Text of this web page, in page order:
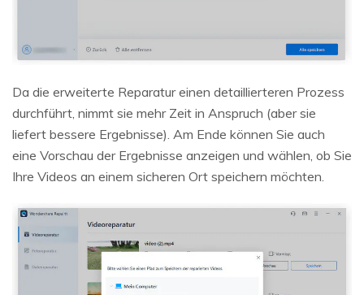
Da die erweiterte Reparatur einen detaillierteren Prozess
durchführt, nimmt sie mehr Zeit in Anspruch (aber sie
liefert bessere Ergebnisse). Am Ende können Sie auch
eine Vorschau der Ergebnisse anzeigen und wählen, ob Sie
Ihre Videos an einem sicheren Ort speichern möchten.